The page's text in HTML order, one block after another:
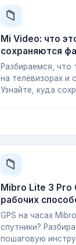
📁
Mi Video: что
сохраняются
Разбираемся, что
на телевизорах и
Узнайте, куда
📁
Mibro Lite 3 Pro
рабочих
GPS на часах
спутники?
пошаговую